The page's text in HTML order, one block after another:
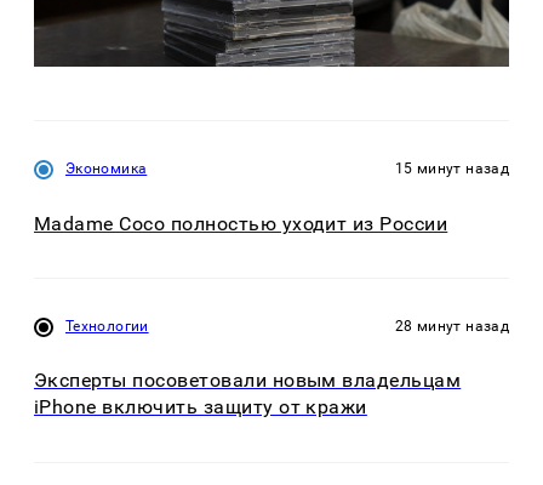
Экономика 15 минут назад
Madame Coco полностью уходит из России
Технологии 28 минут назад
Эксперты посоветовали новым владельцам
iPhone включить защиту от кражи